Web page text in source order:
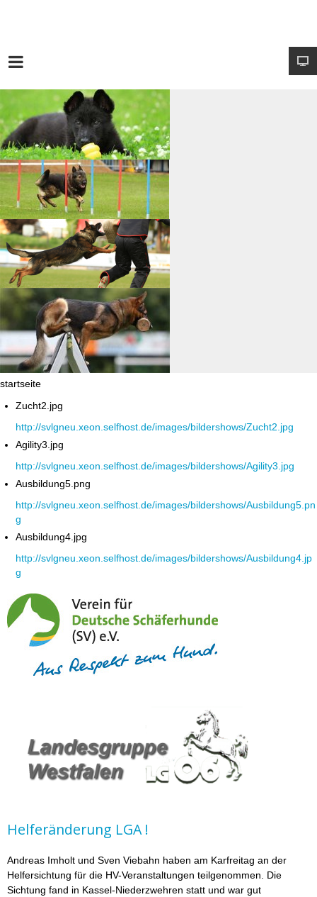
startseite
Zucht2.jpg
http://svlgneu.xeon.selfhost.de/images/bildershows/Zucht2.jpg
Agility3.jpg
http://svlgneu.xeon.selfhost.de/images/bildershows/Agility3.jpg
Ausbildung5.png
http://svlgneu.xeon.selfhost.de/images/bildershows/Ausbildung5.pn
g
Ausbildung4.jpg
http://svlgneu.xeon.selfhost.de/images/bildershows/Ausbildung4.jp
g
Helferänderung LGA !
Andreas Imholt und Sven Viebahn haben am Karfreitag an der
Helfersichtung für die HV-Veranstaltungen teilgenommen. Die
Sichtung fand in Kassel-Niederzwehren statt und war gut